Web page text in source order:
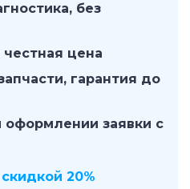
без
цена
гарантия до
оформлении заявки с
20%